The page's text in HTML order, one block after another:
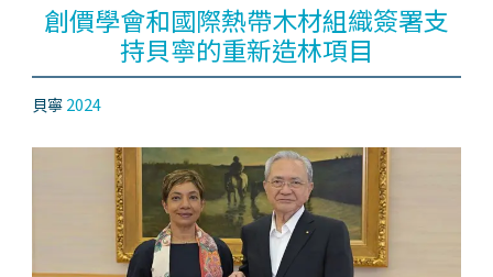
創價學會和國際熱帶木材組織簽署支
持貝寧的重新造林項目
貝寧2024